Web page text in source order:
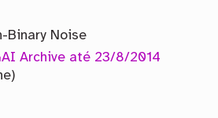
Binary Noise
Archive até 23/8/2014